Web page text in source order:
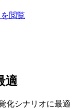
閲覧
適
化シナリオに最適